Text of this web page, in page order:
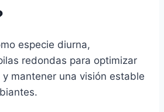
especie diurna,
redondas para optimizar
mantener una visión estable